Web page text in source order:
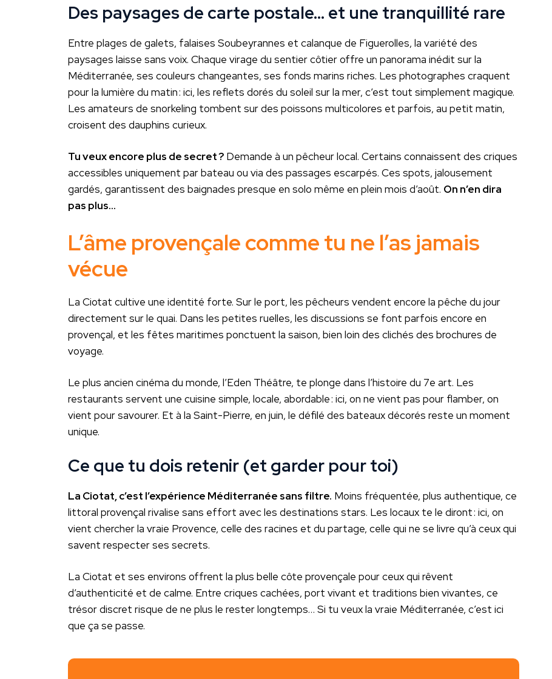
Des paysages de carte postale… et une tranquillité rare
Entre plages de galets, falaises Soubeyrannes et calanque de Figuerolles, la variété des
paysages laisse sans voix. Chaque virage du sentier côtier offre un panorama inédit sur la
Méditerranée, ses couleurs changeantes, ses fonds marins riches. Les photographes craquent
pour la lumière du matin : ici, les reflets dorés du soleil sur la mer, c’est tout simplement magique.
Les amateurs de snorkeling tombent sur des poissons multicolores et parfois, au petit matin,
croisent des dauphins curieux.
Tu veux encore plus de secret ? Demande à un pêcheur local. Certains connaissent des criques
accessibles uniquement par bateau ou via des passages escarpés. Ces spots, jalousement
gardés, garantissent des baignades presque en solo même en plein mois d’août. On n’en dira
pas plus…
L’âme provençale comme tu ne l’as jamais
vécue
La Ciotat cultive une identité forte. Sur le port, les pêcheurs vendent encore la pêche du jour
directement sur le quai. Dans les petites ruelles, les discussions se font parfois encore en
provençal, et les fêtes maritimes ponctuent la saison, bien loin des clichés des brochures de
voyage.
Le plus ancien cinéma du monde, l’Eden Théâtre, te plonge dans l’histoire du 7e art. Les
restaurants servent une cuisine simple, locale, abordable : ici, on ne vient pas pour flamber, on
vient pour savourer. Et à la Saint-Pierre, en juin, le défilé des bateaux décorés reste un moment
unique.
Ce que tu dois retenir (et garder pour toi)
La Ciotat, c’est l’expérience Méditerranée sans filtre. Moins fréquentée, plus authentique, ce
littoral provençal rivalise sans effort avec les destinations stars. Les locaux te le diront : ici, on
vient chercher la vraie Provence, celle des racines et du partage, celle qui ne se livre qu’à ceux qui
savent respecter ses secrets.
La Ciotat et ses environs offrent la plus belle côte provençale pour ceux qui rêvent
d’authenticité et de calme. Entre criques cachées, port vivant et traditions bien vivantes, ce
trésor discret risque de ne plus le rester longtemps… Si tu veux la vraie Méditerranée, c’est ici
que ça se passe.